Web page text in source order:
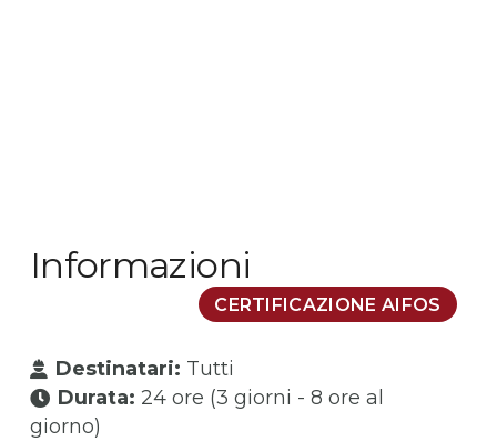
Informazioni
CERTIFICAZIONE AIFOS
Destinatari: Tutti
Durata: 24 ore (3 giorni - 8 ore al
giorno)